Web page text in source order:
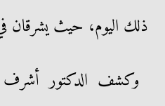
ذلك اليوم، حيث يشرقان في الـ 1:10
وكشف الدكتور أشرف